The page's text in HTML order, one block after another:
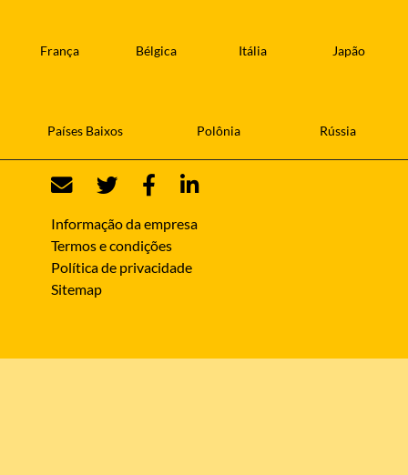
França Bélgica Itália Japão
Países Baixos Polônia Rússia
Informação da empresa
Termos e condições
Política de privacidade
Sitemap